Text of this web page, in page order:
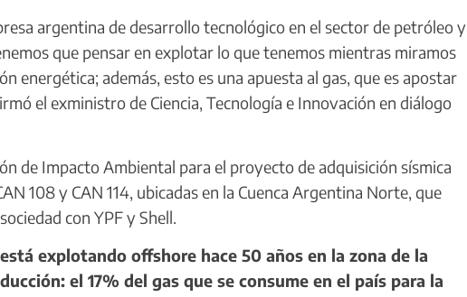
argentina de desarrollo tecnológico en el sector de petróleo y
que pensar en explotar lo que tenemos mientras miramos
energética; además, esto es una apuesta al gas, que es apostar
el exministro de Ciencia, Tecnología e Innovación en diálogo
de Impacto Ambiental para el proyecto de adquisición sísmica
108 y CAN 114, ubicadas en la Cuenca Argentina Norte, que
con YPF y Shell.
explotando offshore hace 50 años en la zona de la
el 17% del gas que se consume en el país para la